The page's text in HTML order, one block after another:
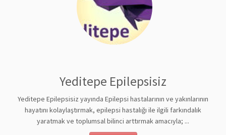
Yeditepe Epilepsisiz
Yeditepe Epilepsisiz yayında Epilepsi hastalarının ve yakınlarının
hayatını kolaylaştırmak, epilepsi hastalığı ile ilgili farkındalık
yaratmak ve toplumsal bilinci arttırmak amacıyla; ...